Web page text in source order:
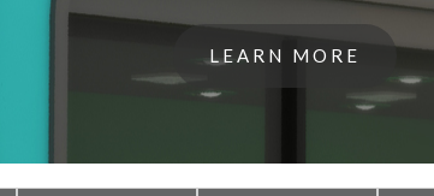
LEARN MORE